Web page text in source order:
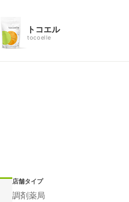
トコエル
tocoelle
店舗タイプ
調剤薬局